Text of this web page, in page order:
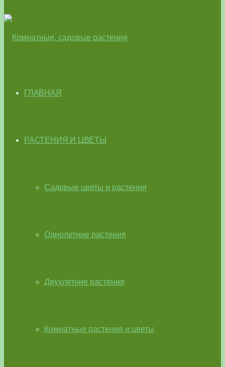
ГЛАВНАЯ
РАСТЕНИЯ И ЦВЕТЫ
Садовые цветы и растения
Однолетние растения
Двухлетние растения
Комнатные растения и цветы